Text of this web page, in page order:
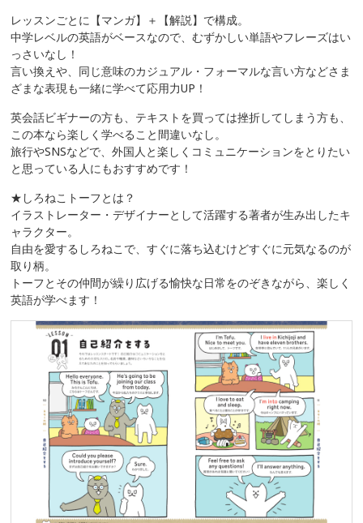
レッスンごとに【マンガ】＋【解説】で構成。
中学レベルの英語がベースなので、むずかしい単語やフレーズはい
っさいなし！
言い換えや、同じ意味のカジュアル・フォーマルな言い方などさま
ざまな表現も一緒に学べて応用力UP！
英会話ビギナーの方も、テキストを買っては挫折してしまう方も、
この本なら楽しく学べること間違いなし。
旅行やSNSなどで、外国人と楽しくコミュニケーションをとりたい
と思っている人にもおすすめです！
★しろねこトーフとは？
イラストレーター・デザイナーとして活躍する著者が生み出したキ
ャラクター。
自由を愛するしろねこで、すぐに落ち込むけどすぐに元気なるのが
取り柄。
トーフとその仲間が繰り広げる愉快な日常をのぞきながら、楽しく
英語が学べます！